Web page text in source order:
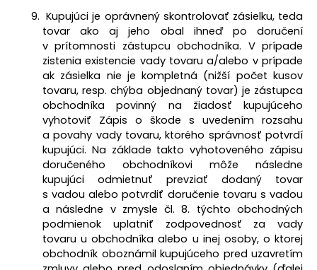
Kupujúci je oprávnený skontrolovať zásielku, teda
tovar ako aj jeho obal ihneď po doručení
v prítomnosti zástupcu obchodníka. V prípade
zistenia existencie vady tovaru a/alebo v prípade
ak zásielka nie je kompletná (nižší počet kusov
tovaru, resp. chýba objednaný tovar) je zástupca
obchodníka povinný na žiadosť kupujúceho
vyhotoviť Zápis o škode s uvedením rozsahu
a povahy vady tovaru, ktorého správnosť potvrdí
kupujúci. Na základe takto vyhotoveného zápisu
doručeného obchodníkovi môže následne
kupujúci odmietnuť prevziať dodaný tovar
s vadou alebo potvrdiť doručenie tovaru s vadou
a následne v zmysle čl. 8. týchto obchodných
podmienok uplatniť zodpovednosť za vady
tovaru u obchodníka alebo u inej osoby, o ktorej
obchodník oboznámil kupujúceho pred uzavretím